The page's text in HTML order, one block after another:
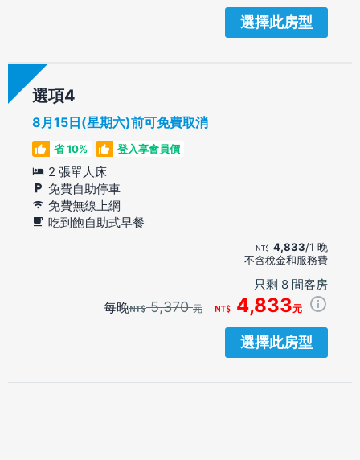
選擇此房型
選項
8月15日(星期六)前可免費取消
省 10% 登入享會員價
2 張單人床
免費自助停車
免費無線上網
吃到飽自助式早餐
4,833/1 晚
不含稅金和服務費
只剩 8 間客房
每晚 5,370元 4,833元
選擇此房型